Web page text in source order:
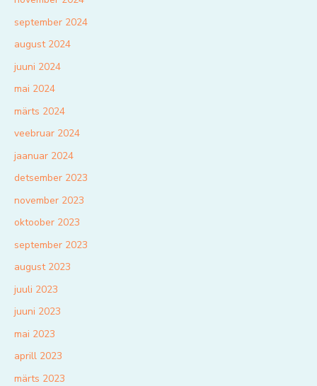
september 2024
august 2024
juuni 2024
mai 2024
märts 2024
veebruar 2024
jaanuar 2024
detsember 2023
november 2023
oktoober 2023
september 2023
august 2023
juuli 2023
juuni 2023
mai 2023
aprill 2023
märts 2023